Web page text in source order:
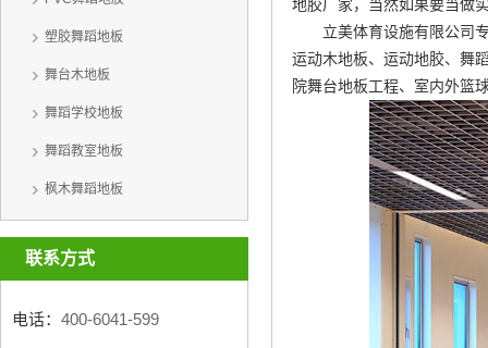
塑胶舞蹈地板
舞台木地板
舞蹈学校地板
舞蹈教室地板
枫木舞蹈地板
联系方式
电话： 400-6041-599
地胶厂家，当然如果要当做
立美体育设施有限公司
运动木地板、运动地胶、舞
院舞台地板工程、室内外篮